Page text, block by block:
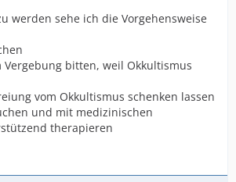
werden sehe ich die Vorgehensweise
bitten, weil Okkultismus
vom Okkultismus schenken lassen
und mit medizinischen
therapieren